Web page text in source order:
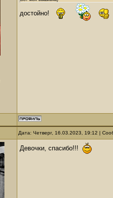
достойно!
Дата: Четверг, 16.03.2023, 19:12 |
Девочки, спасибо!!!